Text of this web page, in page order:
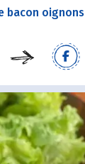
bacon oignons